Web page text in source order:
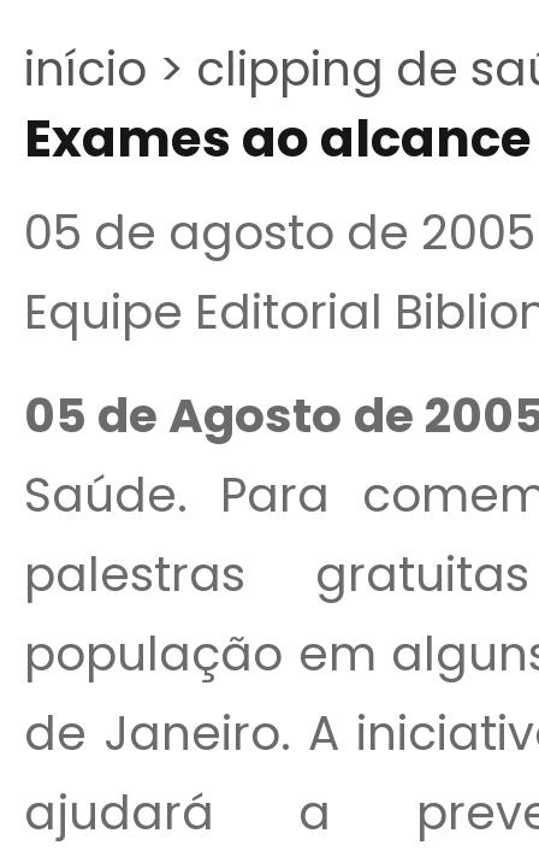
início > clipping de
Exames ao
05 de agosto de 2005
Equipe Editorial
05 de Agosto de
Saúde. Para
palestras
população em
de Janeiro. A
ajudará a